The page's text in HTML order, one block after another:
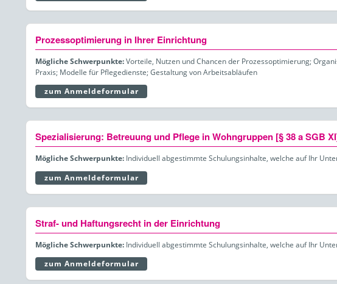
Prozessoptimierung in Ihrer Einrichtung
Mögliche Schwerpunkte:Vorteile, Nutzen und Chancen der Prozessoptimierung;
Praxis; Modelle für Pflegedienste; Gestaltung von Arbeitsabläufen
zum Anmeldeformular
Spezialisierung: Betreuung und Pflege in Wohngruppen [§ 38 a SGB
Mögliche Schwerpunkte: Individuell abgestimmte Schulungsinhalte, welche auf Ihr
zum Anmeldeformular
Straf- und Haftungsrecht in der Einrichtung
Mögliche Schwerpunkte: Individuell abgestimmte Schulungsinhalte, welche auf Ihr
zum Anmeldeformular